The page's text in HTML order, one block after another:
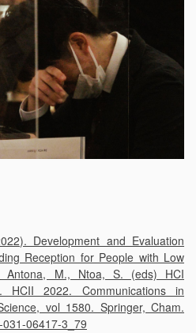
Development and Evaluation
Reception for People with Low
Antona, M., Ntoa, S. (eds) HCI
HCII 2022. Communications in
vol 1580. Springer, Cham.
06417-3_79